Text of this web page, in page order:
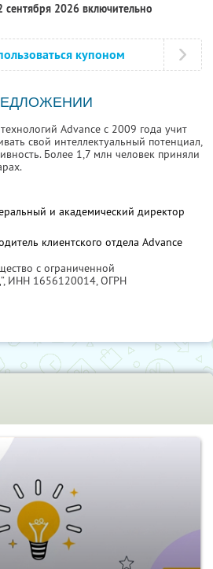
сентября 2026 включительно
купоном
Advance с 2009 года учит
свой интеллектуальный потенциал,
Более 1,7 млн человек приняли
и академический директор
клиентского отдела Advance
с ограниченной
ИНН 1656120014, ОГРН